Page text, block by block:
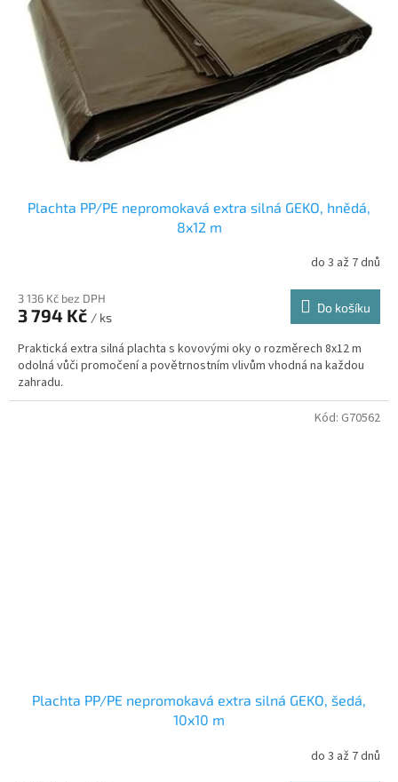
Plachta PP/PE nepromokavá extra silná GEKO, hnědá,
8x12 m
do 3 až 7 dnů
3 136 Kč bez DPH
3 794 Kč / ks
Do košíku
Praktická extra silná plachta s kovovými oky o rozměrech 8x12 m
odolná vůči promočení a povětrnostním vlivům vhodná na každou
zahradu.
Plachta PP/PE nepromokavá extra silná GEKO, šedá,
10x10 m
do 3 až 7 dnů
Kód: G70562